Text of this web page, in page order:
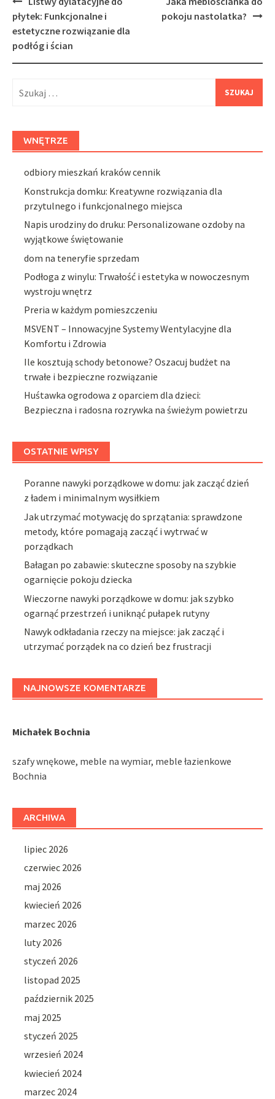
navigation
płytek: Funkcjonalne i
estetyczne rozwiązanie dla
podłóg i ścian
pokoju nastolatka?
WNĘTRZE
odbiory mieszkań kraków cennik
Konstrukcja domku: Kreatywne rozwiązania dla
przytulnego i funkcjonalnego miejsca
Napis urodziny do druku: Personalizowane ozdoby na
wyjątkowe świętowanie
dom na teneryfie sprzedam
Podłoga z winylu: Trwałość i estetyka w nowoczesnym
wystroju wnętrz
Preria w każdym pomieszczeniu
MSVENT – Innowacyjne Systemy Wentylacyjne dla
Komfortu i Zdrowia
Ile kosztują schody betonowe? Oszacuj budżet na
trwałe i bezpieczne rozwiązanie
Huśtawka ogrodowa z oparciem dla dzieci:
Bezpieczna i radosna rozrywka na świeżym powietrzu
OSTATNIE WPISY
Poranne nawyki porządkowe w domu: jak zacząć dzień
z ładem i minimalnym wysiłkiem
Jak utrzymać motywację do sprzątania: sprawdzone
metody, które pomagają zacząć i wytrwać w
porządkach
Bałagan po zabawie: skuteczne sposoby na szybkie
ogarnięcie pokoju dziecka
Wieczorne nawyki porządkowe w domu: jak szybko
ogarnąć przestrzeń i uniknąć pułapek rutyny
Nawyk odkładania rzeczy na miejsce: jak zacząć i
utrzymać porządek na co dzień bez frustracji
NAJNOWSZE KOMENTARZE
Michałek Bochnia
szafy wnękowe, meble na wymiar, meble łazienkowe
Bochnia
ARCHIWA
lipiec 2026
czerwiec 2026
maj 2026
kwiecień 2026
marzec 2026
luty 2026
styczeń 2026
listopad 2025
październik 2025
maj 2025
styczeń 2025
wrzesień 2024
kwiecień 2024
marzec 2024